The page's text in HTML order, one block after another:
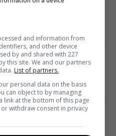
а не
НАТО о
стоит изменить
телевизоров
удивит многих
для Близнеца: три
почти безупречен
найти 3 отличия на
за 17 с
and information from
and other device
by and shared with 227
this site. We and our partners
List of partners.
personal data on the basis
can object to by managing
link at the bottom of this page
withdraw consent in privacy